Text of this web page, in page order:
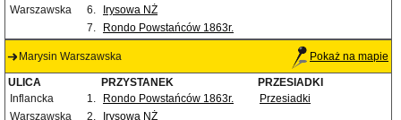
Warszawska
6.
Irysowa NŻ
7.
Rondo Powstańców 1863r.
Marysin Warszawska Pokaż na mapie
ULICA PRZYSTANEK
PRZESIADKI
Inflancka
1. Rondo Powstańców 1863r.
Przesiadki
Warszawska
2. Irysowa NŻ